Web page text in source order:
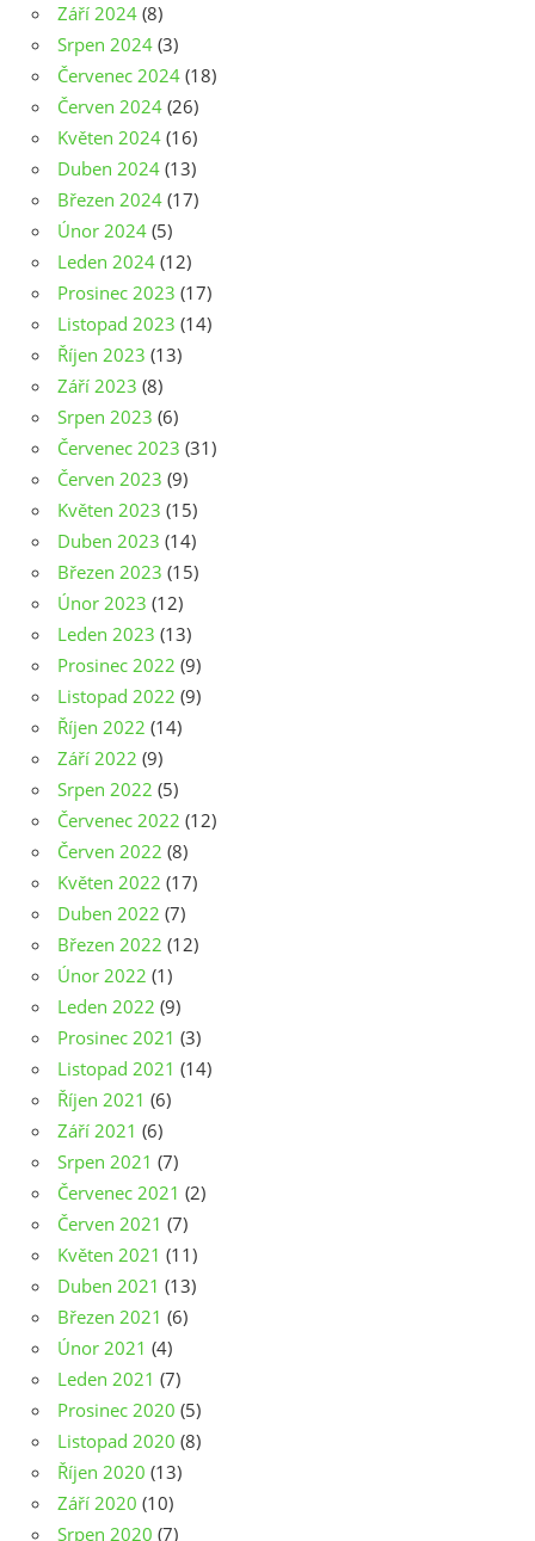
Září 2024 (8)
Srpen 2024 (3)
Červenec 2024 (18)
Červen 2024 (26)
Květen 2024 (16)
Duben 2024 (13)
Březen 2024 (17)
Únor 2024 (5)
Leden 2024 (12)
Prosinec 2023 (17)
Listopad 2023 (14)
Říjen 2023 (13)
Září 2023 (8)
Srpen 2023 (6)
Červenec 2023 (31)
Červen 2023 (9)
Květen 2023 (15)
Duben 2023 (14)
Březen 2023 (15)
Únor 2023 (12)
Leden 2023 (13)
Prosinec 2022 (9)
Listopad 2022 (9)
Říjen 2022 (14)
Září 2022 (9)
Srpen 2022 (5)
Červenec 2022 (12)
Červen 2022 (8)
Květen 2022 (17)
Duben 2022 (7)
Březen 2022 (12)
Únor 2022 (1)
Leden 2022 (9)
Prosinec 2021 (3)
Listopad 2021 (14)
Říjen 2021 (6)
Září 2021 (6)
Srpen 2021 (7)
Červenec 2021 (2)
Červen 2021 (7)
Květen 2021 (11)
Duben 2021 (13)
Březen 2021 (6)
Únor 2021 (4)
Leden 2021 (7)
Prosinec 2020 (5)
Listopad 2020 (8)
Říjen 2020 (13)
Září 2020 (10)
Srpen 2020 (7)